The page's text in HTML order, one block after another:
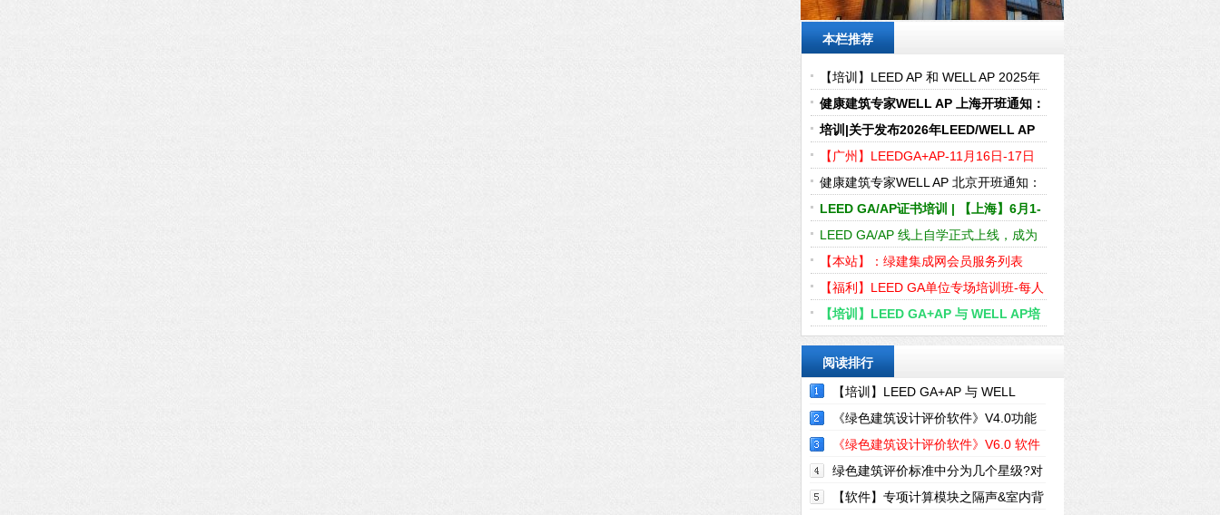
本栏推荐
【培训】LEED AP 和 WELL AP 2025年
培训计划表（实时更新4-6月）
健康建筑专家WELL AP 上海开班通知：
2025年3月22-23日
培训|关于发布2026年LEED/WELL AP
资质全年培训的通知
【广州】LEEDGA+AP-11月16日-17日
LEEDGA+AP证书线下精讲速通班
健康建筑专家WELL AP 北京开班通知：
2024年7月27-28日
LEED GA/AP证书培训 | 【上海】6月1-
2日即将开课
LEED GA/AP 线上自学正式上线，成为
行业绿色建筑专家！
【本站】：绿建集成网会员服务列表
（LEED、WELL及软件配套资料）
【福利】LEED GA单位专场培训班-每人
仅需600元轻松取证
【培训】LEED GA+AP 与 WELL AP培
训计划2024年-01-04月时间表
阅读排行
【培训】LEED GA+AP 与 WELL
AP2024年培训计划表
《绿色建筑设计评价软件》V4.0功能
简介
《绿色建筑设计评价软件》V6.0 软件
及配套资料和服务
绿色建筑评价标准中分为几个星级?对
应的分数是?
【软件】专项计算模块之隔声&室内背